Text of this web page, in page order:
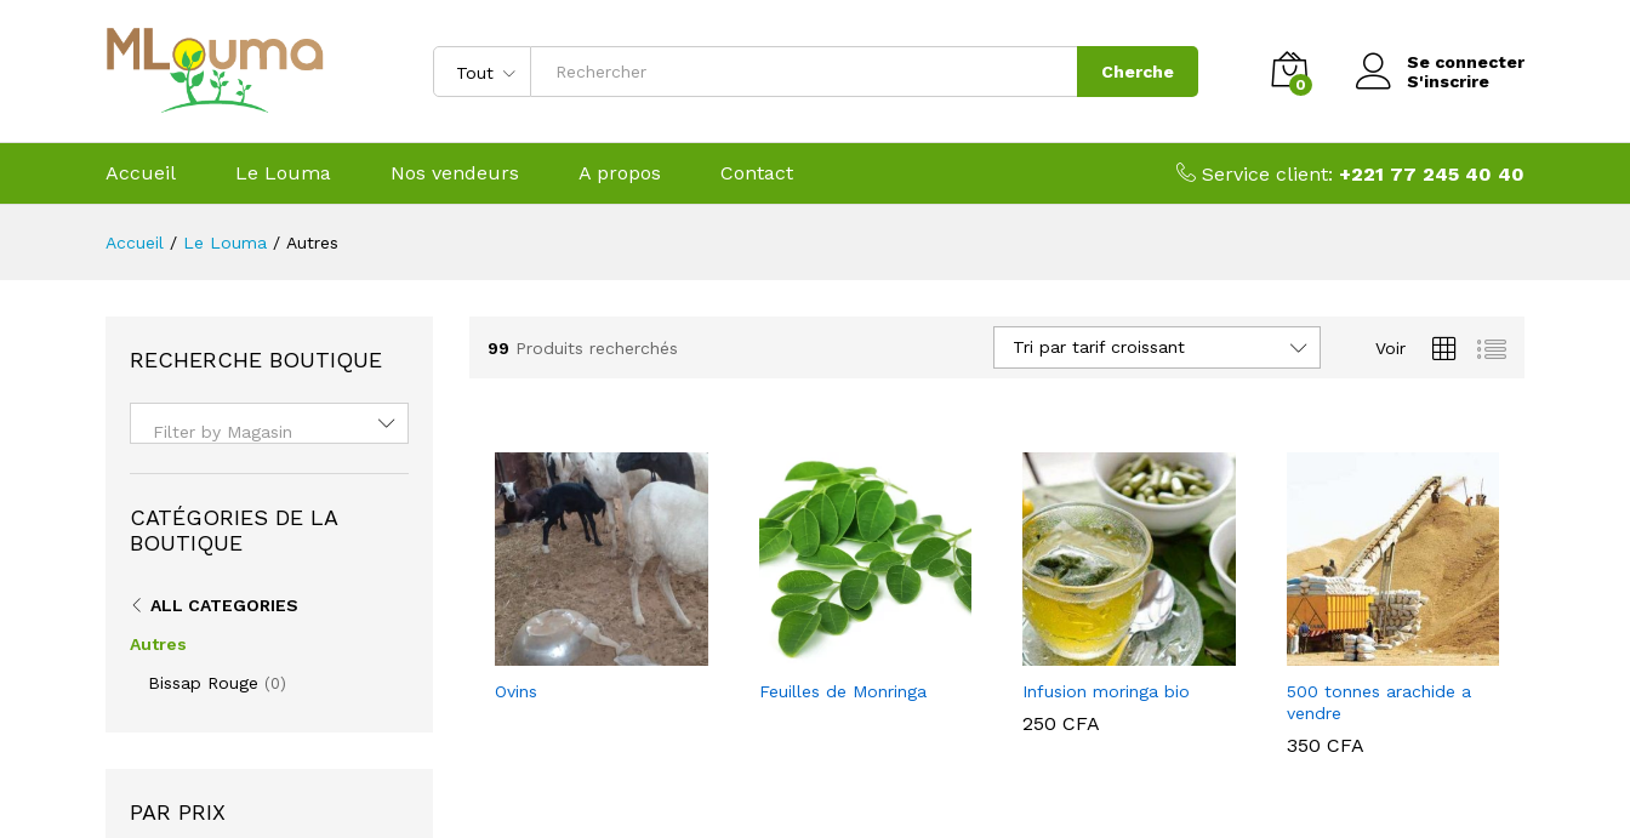
Tout Cherche
0
Se connecter
S'inscrire
Accueil Le Louma Nos vendeurs A propos Contact Service client: +221 77 245 40 40
Accueil / Le Louma / Autres
99 Produits recherchés Voir
Tri par tarif croissant
Ovins Feuilles de Monringa Infusion moringa bio
250 CFA
500 tonnes arachide a
vendre
350 CFA
RECHERCHE BOUTIQUE
Filter by Magasin
CATÉGORIES DE LA
BOUTIQUE
ALL CATEGORIES
Autres
Bissap Rouge (0)
PAR PRIX